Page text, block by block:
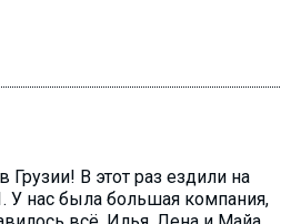
Грузии! В этот раз ездили на
У нас была большая компания,